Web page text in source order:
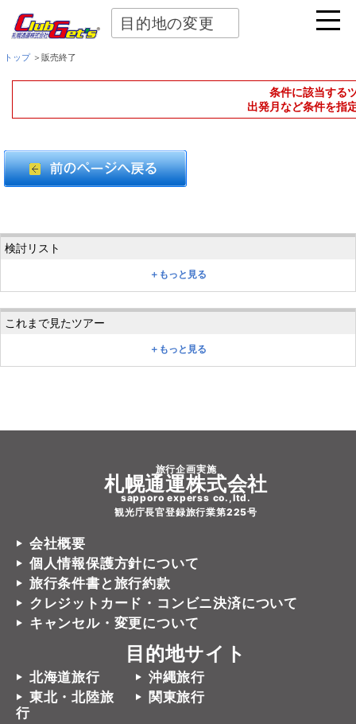
目的地の変更
トップ＞販売終了
条件に該当する
出発月など条件を指
＋もっと見る
＋もっと見る
旅行企画実施
札幌通運株式会社
sapporo experss co.,ltd.
観光庁長官登録旅行業第225号
会社概要
個人情報保護方針について
旅行条件書と旅行約款
クレジットカード・コンビニ決済について
キャンセル・変更について
目的地サイト
北海道旅行
沖縄旅行
東北・北陸旅
行
関東旅行